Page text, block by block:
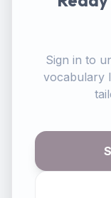
Sign in to
vocabulary